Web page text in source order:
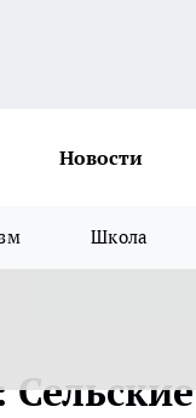
Новости
Школа